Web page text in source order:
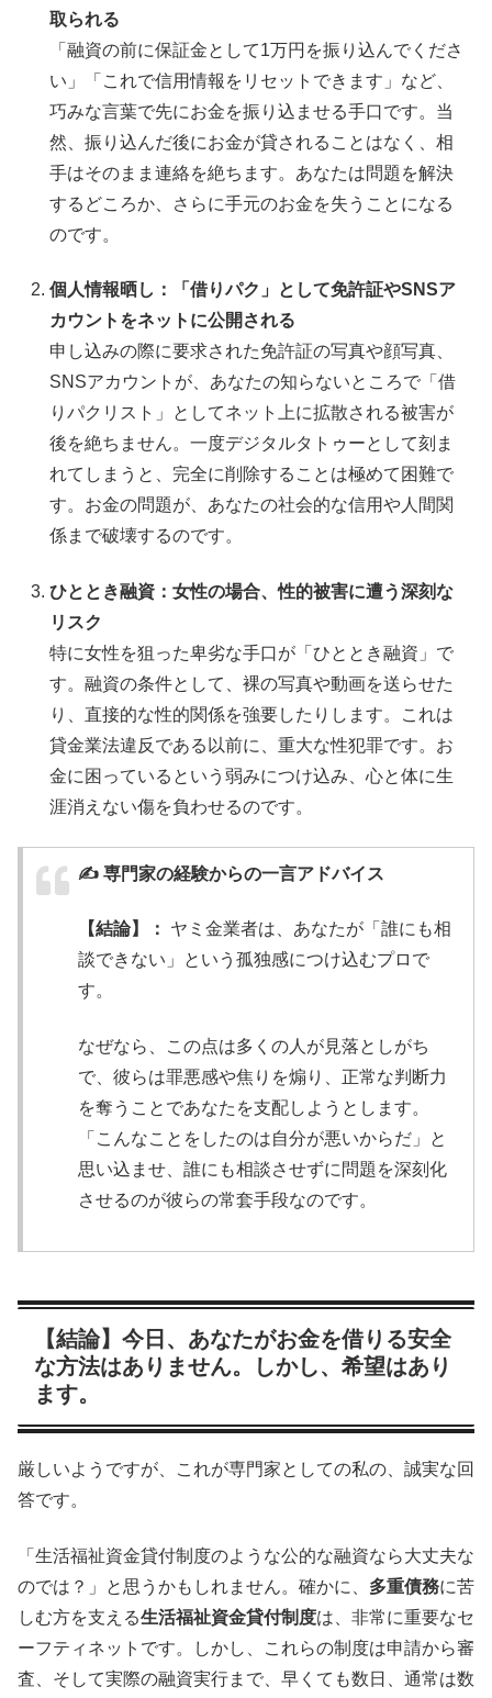
取られる
「融資の前に保証金として1万円を振り込んでくださ
い」「これで信用情報をリセットできます」など、
巧みな言葉で先にお金を振り込ませる手口です。当
然、振り込んだ後にお金が貸されることはなく、相
手はそのまま連絡を絶ちます。あなたは問題を解決
するどころか、さらに手元のお金を失うことになる
のです。
個人情報晒し：「借りパク」として免許証やSNSア
カウントをネットに公開される
申し込みの際に要求された免許証の写真や顔写真、
SNSアカウントが、あなたの知らないところで「借
りパクリスト」としてネット上に拡散される被害が
後を絶ちません。一度デジタルタトゥーとして刻ま
れてしまうと、完全に削除することは極めて困難で
す。お金の問題が、あなたの社会的な信用や人間関
係まで破壊するのです。
ひととき融資：女性の場合、性的被害に遭う深刻な
リスク
特に女性を狙った卑劣な手口が「ひととき融資」で
す。融資の条件として、裸の写真や動画を送らせた
り、直接的な性的関係を強要したりします。これは
貸金業法違反である以前に、重大な性犯罪です。お
金に困っているという弱みにつけ込み、心と体に生
涯消えない傷を負わせるのです。
✍️ 専門家の経験からの一言アドバイス
【結論】：
ヤミ金業者は、あなたが「誰にも相
談できない」という孤独感につけ込むプロで
す。
なぜなら、この点は多くの人が見落としがち
で、彼らは罪悪感や焦りを煽り、正常な判断力
を奪うことであなたを支配しようとします。
「こんなことをしたのは自分が悪いからだ」と
思い込ませ、誰にも相談させずに問題を深刻化
させるのが彼らの常套手段なのです。
【結論】今日、あなたがお金を借りる安全
な方法はありません。しかし、希望はあり
ます。
厳しいようですが、これが専門家としての私の、誠実な回
答です。
「生活福祉資金貸付制度のような公的な融資なら大丈夫な
のでは？」と思うかもしれません。確かに、 多重債務に苦
しむ方を支える生活福祉資金貸付制度は、非常に重要なセ
ーフティネットです。しかし、これらの制度は申請から審
査、そして実際の融資実行まで、早くても数日、通常は数